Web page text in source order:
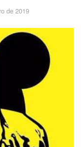
de 2019